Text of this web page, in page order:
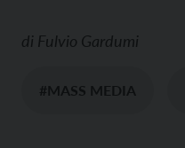
di Fulvio Gardumi
#MASS MEDIA